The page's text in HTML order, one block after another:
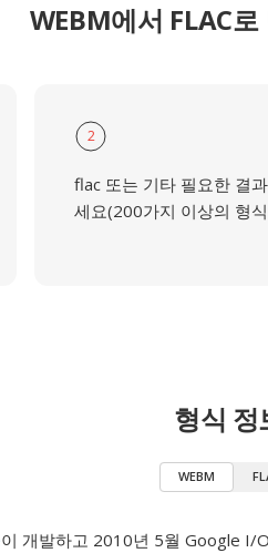
WEBM에서 FLAC
2
flac 또는 기타 필요한 결
세요(200가지 이상의 형
형식 정
WEBM
이 개발하고 2010년 5월 Google I/